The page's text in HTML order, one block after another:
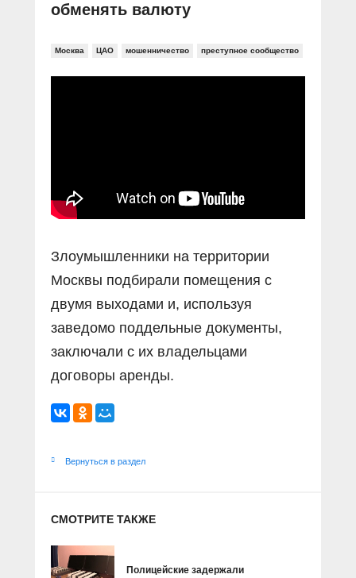
обменять валюту
Москва ЦАО мошенничество преступное сообщество
Злоумышленники на территории
Москвы подбирали помещения с
двумя выходами и, используя
заведомо поддельные документы,
заключали с их владельцами
договоры аренды.
Вернуться в раздел
СМОТРИТЕ ТАКЖЕ
Полицейские задержали